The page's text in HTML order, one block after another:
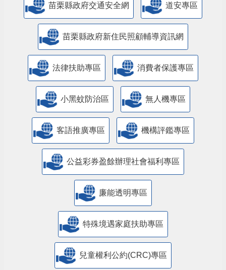
苗栗縣政府交通安全網 道安專區
苗栗縣政府新住民照顧輔導資訊網
法律扶助專區 消費者保護專區
小黑蚊防治區 無人機專區
客語推廣專區 機構評鑑專區
公益彩券盈餘辦理社會福利專區
廉能透明專區
特殊境遇家庭扶助專區
兒童權利公約(CRC)專區